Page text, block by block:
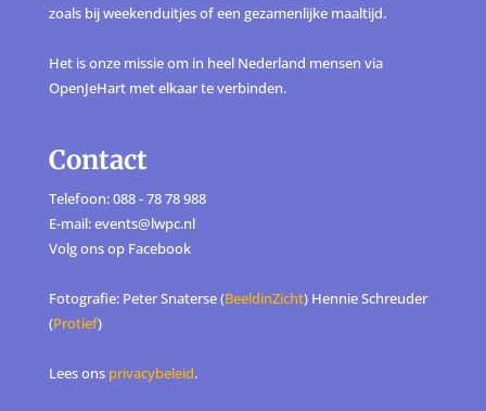
zoals bij weekenduitjes of een gezamenlijke maaltijd.
Het is onze missie om in heel Nederland mensen via
OpenJeHart met elkaar te verbinden.
Contact
Telefoon: 088 - 78 78 988
E-mail: events@lwpc.nl
Volg ons op Facebook
Fotografie: Peter Snaterse (BeeldinZicht) Hennie Schreuder
(Protief)
Lees ons privacybeleid.